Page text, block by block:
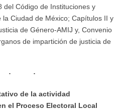
del Código de Instituciones y
Ciudad de México; Capítulos II y
de Género-AMIJ y, Convenio
de impartición de justicia de
de la actividad
el Proceso Electoral Local